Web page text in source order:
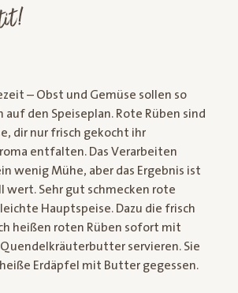
– Obst und Gemüse sollen so
den Speiseplan. Rote Rüben sind
dir nur frisch gekocht ihr
entfalten. Das Verarbeiten
wenig Mühe, aber das Ergebnis ist
wert. Sehr gut schmecken rote
Hauptspeise. Dazu die frisch
heißen roten Rüben sofort mit
servieren. Sie
Erdäpfel mit Butter gegessen.